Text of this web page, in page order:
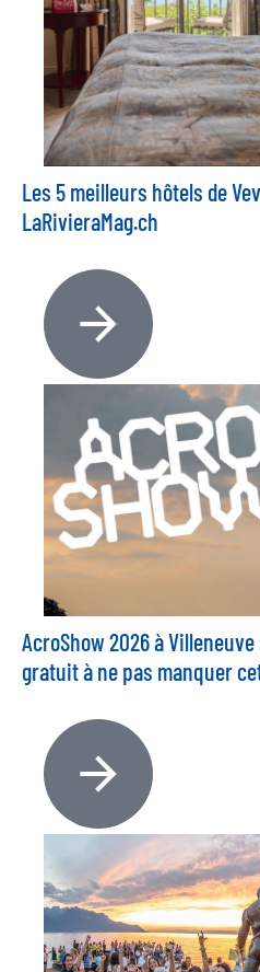
Les 5 meilleurs hôtels de
LaRivieraMag.ch
AcroShow 2026 à
gratuit à ne pas manquer